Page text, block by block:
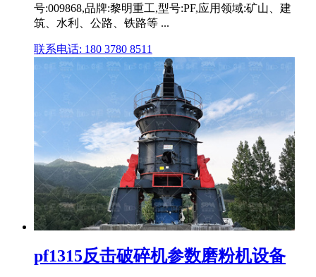
号:009868,品牌:黎明重工,型号:PF,应用领域:矿山、建
筑、水利、公路、铁路等 ...
联系电话: 180 3780 8511
pf1315反击破碎机参数磨粉机设备